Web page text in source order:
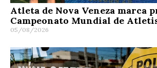
Atleta de Nova Veneza marca
Campeonato Mundial de
05/08/2026